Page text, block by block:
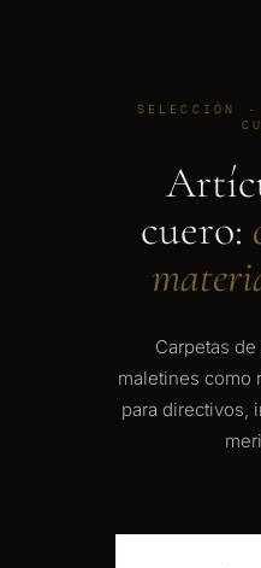
SELECCIÓN
cuero:
Carpetas
maletines como
para directivos,